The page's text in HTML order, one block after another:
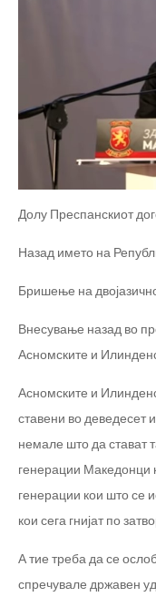
Долу Преспанскиот
Назад името на
Бришење на
Внесување назад во
Асномските и
Асномските и
ставени во деведесет
немале што да стават
генерации Македонци
генерации кои што се
кои сега гнијат по
А тие треба да се
спречувале државен